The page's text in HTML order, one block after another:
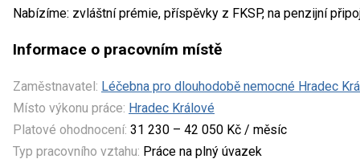
Nabízíme: zvláštní prémie, příspěvky z FKSP, na penzijní
Informace o pracovním místě
Zaměstnavatel: Léčebna pro dlouhodobě nemocné Hradec
Místo výkonu práce: Hradec Králové
Platové ohodnocení: 31 230 – 42 050 Kč / měsíc
Typ pracovního vztahu: Práce na plný úvazek